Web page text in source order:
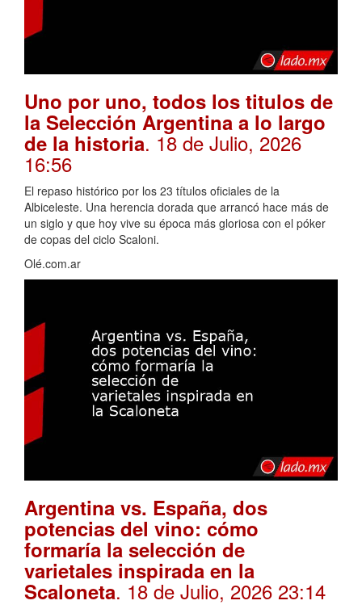
Uno por uno, todos los titulos de
la Selección Argentina a lo largo
de la historia. 18 de Julio, 2026
16:56
El repaso histórico por los 23 títulos oficiales de la
Albiceleste. Una herencia dorada que arrancó hace más de
un siglo y que hoy vive su época más gloriosa con el póker
de copas del ciclo Scaloni.
Olé.com.ar
Argentina vs. España, dos
potencias del vino: cómo
formaría la selección de
varietales inspirada en la
Scaloneta. 18 de Julio, 2026 23:14